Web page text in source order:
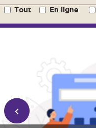
Tout En ligne